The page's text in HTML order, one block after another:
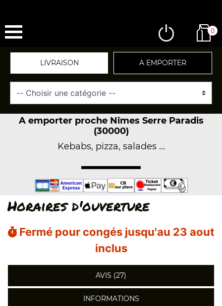
0
LIVRAISON A EMPORTER
A emporter proche Nîmes Serre Paradis
(30000)
Kebabs, pizza, salades ...
Horaires d'ouverture
Fermé pour congés jusqu'au 23 aout
inclus
AVIS (27)
INFORMATIONS